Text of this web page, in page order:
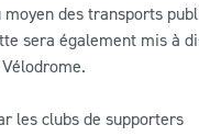
des transports
sera également mis à
les clubs de supporters